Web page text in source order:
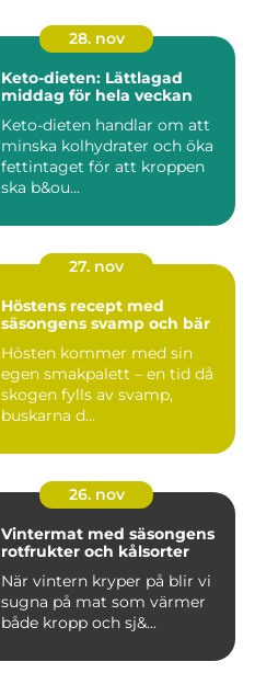
28. nov
Keto-dieten: Lättlagad
middag för hela veckan
Keto-dieten handlar om att
minska kolhydrater och öka
fettintaget för att kroppen
ska b&ou...
27. nov
Höstens recept med
säsongens svamp och bär
Hösten kommer med sin
egen smakpalett – en tid då
skogen fylls av svamp,
buskarna d...
26. nov
Vintermat med säsongens
rotfrukter och kålsorter
När vintern kryper på blir vi
sugna på mat som värmer
både kropp och sj&...